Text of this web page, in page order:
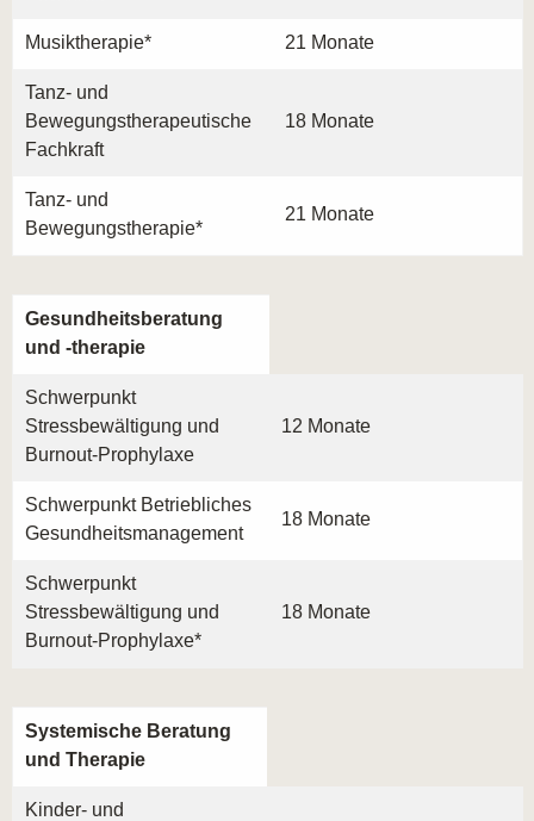
Musiktherapie* 21 Monate
Tanz- und
Bewegungstherapeutische
Fachkraft
18 Monate
Tanz- und
Bewegungstherapie*
21 Monate
Gesundheitsberatung
und -therapie
Schwerpunkt
Stressbewältigung und
Burnout-Prophylaxe
12 Monate
Schwerpunkt Betriebliches
Gesundheitsmanagement
18 Monate
Schwerpunkt
Stressbewältigung und
Burnout-Prophylaxe*
18 Monate
Systemische Beratung
und Therapie
Kinder- und